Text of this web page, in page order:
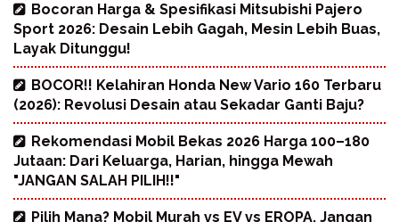
Bocoran Harga & Spesifikasi Mitsubishi Pajero
Sport 2026: Desain Lebih Gagah, Mesin Lebih Buas,
Layak Ditunggu!
BOCOR!! Kelahiran Honda New Vario 160 Terbaru
(2026): Revolusi Desain atau Sekadar Ganti Baju?
Rekomendasi Mobil Bekas 2026 Harga 100–180
Jutaan: Dari Keluarga, Harian, hingga Mewah
"JANGAN SALAH PILIH!!"
Pilih Mana? Mobil Murah vs EV vs EROPA, Jangan